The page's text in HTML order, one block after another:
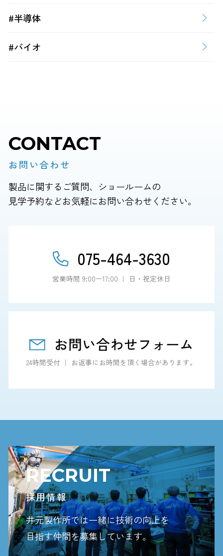
#半導体
#バイオ
CONTACT
お問い合わせ
製品に関するご質問、ショールームの
見学予約などお気軽にお問い合わせください。
075-464-3630
営業時間 9:00ー17:00 ｜ 日・祝定休日
お問い合わせフォーム
24時間受付 ｜ お返事にお時間を頂く場合があります。
RECRUIT
採用情報
井元製作所では一緒に技術の向上を
目指す仲間を募集しています。